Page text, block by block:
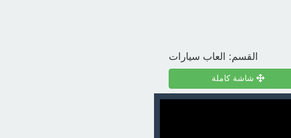
القسم: العاب سيارات
شاشة كاملة